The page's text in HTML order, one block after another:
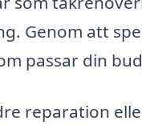
Genom att
passar din
reparation